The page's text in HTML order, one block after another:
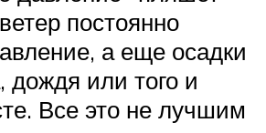
постоянно
а еще осадки
дождя или того и
Все это не лучшим